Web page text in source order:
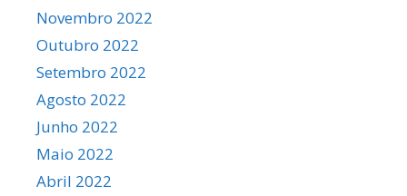
Novembro 2022
Outubro 2022
Setembro 2022
Agosto 2022
Junho 2022
Maio 2022
Abril 2022